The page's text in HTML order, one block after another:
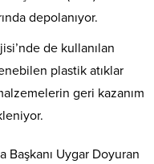
depolanıyor.
de kullanılan
plastik atıklar
geri kazanım
Uygar Doyuran